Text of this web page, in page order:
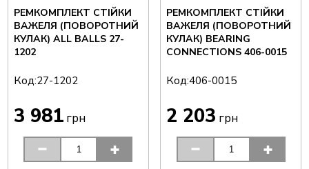
РЕМКОМПЛЕКТ СТІЙКИ
ВАЖЕЛЯ (ПОВОРОТНИЙ
КУЛАК) ALL BALLS 27-
1202
Код:27-1202
3 981грн
РЕМКОМПЛЕКТ СТІЙКИ
ВАЖЕЛЯ (ПОВОРОТНИЙ
КУЛАК) BEARING
CONNECTIONS 406-0015
Код:406-0015
2 203 грн